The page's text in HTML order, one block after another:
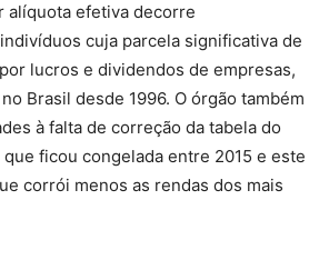
alíquota efetiva decorre
cuja parcela significativa de
lucros e dividendos de empresas,
Brasil desde 1996. O órgão também
à falta de correção da tabela do
que ficou congelada entre 2015 e este
corrói menos as rendas dos mais